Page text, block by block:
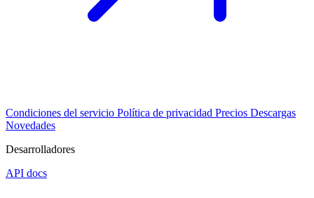
Condiciones del servicio Política de privacidad Precios Descargas
Novedades
Desarrolladores
API docs